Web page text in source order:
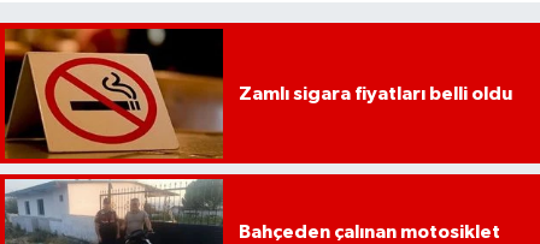
Zamlı sigara fiyatları belli oldu
Bahçeden çalınan motosiklet